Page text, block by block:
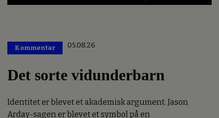
Kommentar 05.08.26
Det sorte vidunderbarn
Identitet er blevet et akademisk argument. Jason
Arday-sagen er blevet et symbol på en